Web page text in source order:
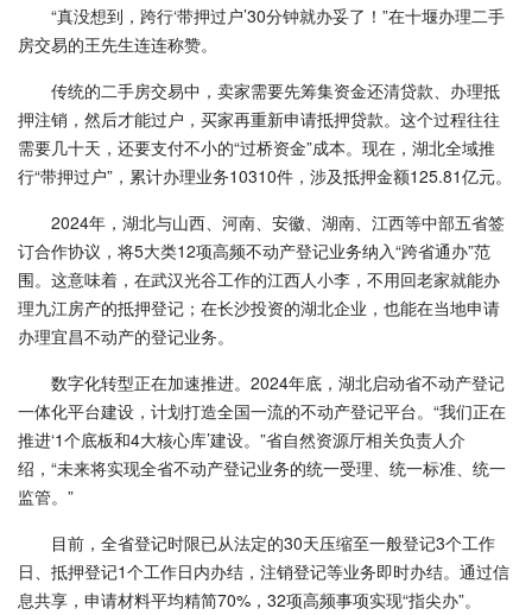
“真没想到，跨行‘带押过户’30分钟就办妥了！”在十堰办理二手
房交易的王先生连连称赞。
传统的二手房交易中，卖家需要先筹集资金还清贷款、办理抵
押注销，然后才能过户，买家再重新申请抵押贷款。这个过程往往
需要几十天，还要支付不小的“过桥资金”成本。现在，湖北全域推
行“带押过户”，累计办理业务10310件，涉及抵押金额125.81亿元。
2024年，湖北与山西、河南、安徽、湖南、江西等中部五省签
订合作协议，将5大类12项高频不动产登记业务纳入“跨省通办”范
围。这意味着，在武汉光谷工作的江西人小李，不用回老家就能办
理九江房产的抵押登记；在长沙投资的湖北企业，也能在当地申请
办理宜昌不动产的登记业务。
数字化转型正在加速推进。2024年底，湖北启动省不动产登记
一体化平台建设，计划打造全国一流的不动产登记平台。“我们正在
推进‘1个底板和4大核心库’建设。”省自然资源厅相关负责人介
绍，“未来将实现全省不动产登记业务的统一受理、统一标准、统一
监管。”
目前，全省登记时限已从法定的30天压缩至一般登记3个工作
日、抵押登记1个工作日内办结，注销登记等业务即时办结。通过信
息共享，申请材料平均精简70%，32项高频事项实现“指尖办”。